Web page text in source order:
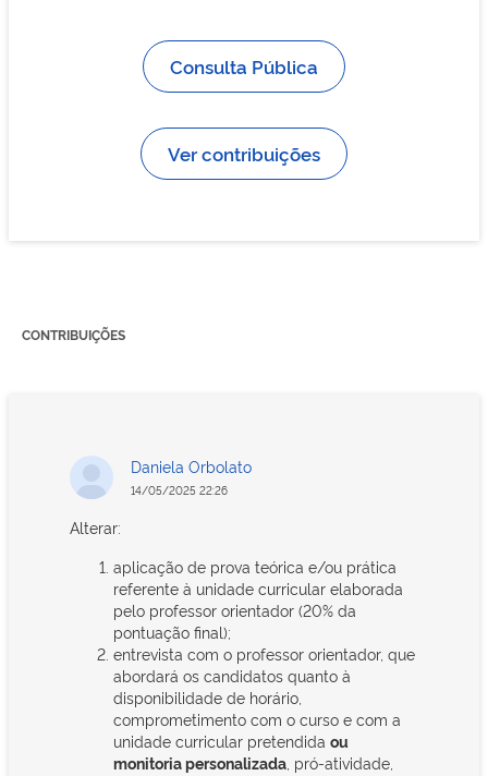
Consulta Pública
Ver contribuições
CONTRIBUIÇÕES
Daniela Orbolato
14/05/2025 22:26
Alterar:
aplicação de prova teórica e/ou prática
referente à unidade curricular elaborada
pelo professor orientador (20% da
pontuação final);
entrevista com o professor orientador, que
abordará os candidatos quanto à
disponibilidade de horário,
comprometimento com o curso e com a
unidade curricular pretendida ou
monitoria personalizada , pró-atividade,